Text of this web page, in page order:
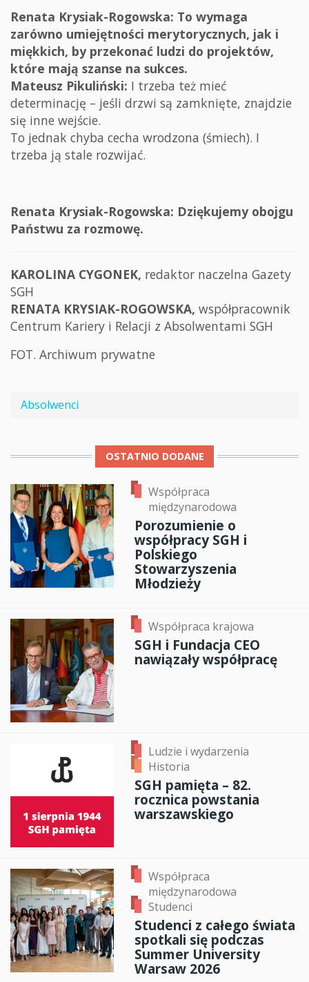
Renata Krysiak-Rogowska: To wymaga
zarówno umiejętności merytorycznych, jak i
miękkich, by przekonać ludzi do projektów,
które mają szanse na sukces.
Mateusz Pikuliński: I trzeba też mieć
determinację – jeśli drzwi są zamknięte, znajdzie
się inne wejście.
To jednak chyba cecha wrodzona (śmiech). I
trzeba ją stale rozwijać.
Renata Krysiak-Rogowska: Dziękujemy obojgu
Państwu za rozmowę.
KAROLINA CYGONEK, redaktor naczelna Gazety
SGH
RENATA KRYSIAK-ROGOWSKA, współpracownik
Centrum Kariery i Relacji z Absolwentami SGH
FOT. Archiwum prywatne
Absolwenci
OSTATNIO DODANE
Współpraca
międzynarodowa
Porozumienie o
współpracy SGH i
Polskiego
Stowarzyszenia
Młodzieży
Współpraca krajowa
SGH i Fundacja CEO
nawiązały współpracę
Ludzie i wydarzenia
Historia
SGH pamięta – 82.
rocznica powstania
warszawskiego
Współpraca
międzynarodowa
Studenci
Studenci z całego świata
spotkali się podczas
Summer University
Warsaw 2026